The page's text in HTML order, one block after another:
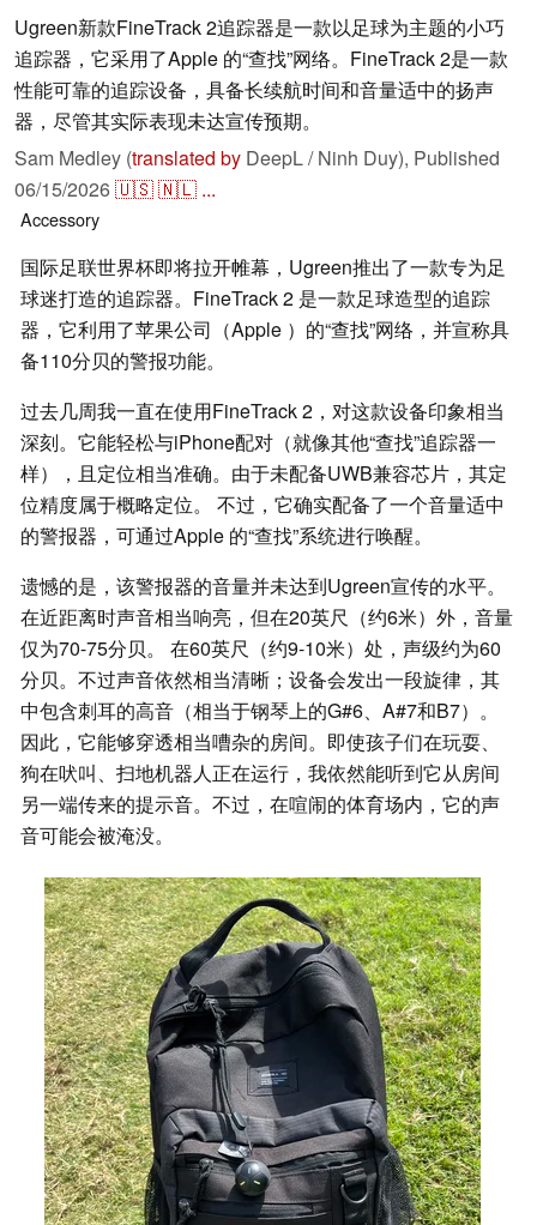
Ugreen新款FineTrack 2追踪器是一款以足球为主题的小巧
追踪器，它采用了Apple 的“查找”网络。FineTrack 2是一款
性能可靠的追踪设备，具备长续航时间和音量适中的扬声
器，尽管其实际表现未达宣传预期。
Sam Medley (translated by DeepL / Ninh Duy), Published
06/15/2026🇺🇸🇳🇱 ...
Accessory
国际足联世界杯即将拉开帷幕，Ugreen推出了一款专为足
球迷打造的追踪器。FineTrack 2 是一款足球造型的追踪
器，它利用了苹果公司（Apple ）的“查找”网络，并宣称具
备110分贝的警报功能。
过去几周我一直在使用FineTrack 2，对这款设备印象相当
深刻。它能轻松与iPhone配对（就像其他“查找”追踪器一
样），且定位相当准确。由于未配备UWB兼容芯片，其定
位精度属于概略定位。 不过，它确实配备了一个音量适中
的警报器，可通过Apple 的“查找”系统进行唤醒。
遗憾的是，该警报器的音量并未达到Ugreen宣传的水平。
在近距离时声音相当响亮，但在20英尺（约6米）外，音量
仅为70-75分贝。 在60英尺（约9-10米）处，声级约为60
分贝。不过声音依然相当清晰；设备会发出一段旋律，其
中包含刺耳的高音（相当于钢琴上的G#6、A#7和B7）。
因此，它能够穿透相当嘈杂的房间。即使孩子们在玩耍、
狗在吠叫、扫地机器人正在运行，我依然能听到它从房间
另一端传来的提示音。不过，在喧闹的体育场内，它的声
音可能会被淹没。